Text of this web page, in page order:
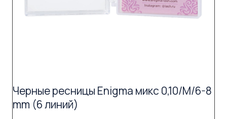
Черные ресницы Enigma микс 0,10/M/6-8
mm (6 линий)